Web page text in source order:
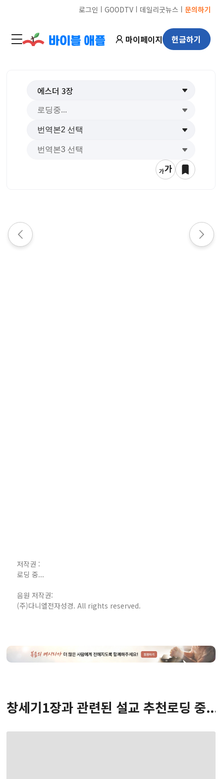
로그인 ㅣ GOODTVㅣ 데일리굿뉴스 ㅣ 문의하기
마이페이지 헌금하기
에스더 3장
저작권 :
로딩 중...
음원 저작권:
(주)다니엘전자성경. All rights reserved.
창세기1장과 관련된 설교 추천로딩 중...